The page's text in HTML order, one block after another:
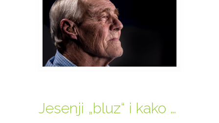
Jesenji „bluz“ i kako ga ublažiti